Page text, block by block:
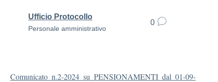
Ufficio Protocollo
Personale amministrativo
0
Comunicato_n.2-2024_su_PENSIONAMENTI_dal_01-09-